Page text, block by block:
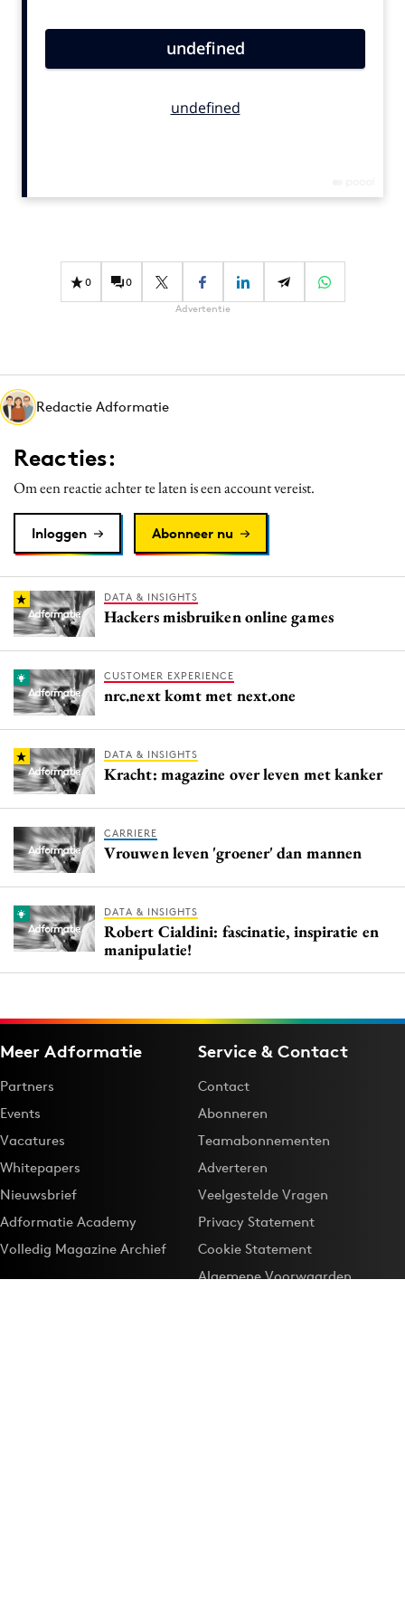
Carriere
Diversiteit
Interne communicatie
Martech
Media
Merkstrategie
PR
Purpose Marketing
Reputatie & crisis
0 0
Advertentie
Redactie Adformatie
Reacties:
Om een reactie achter te laten is een account vereist.
Inloggen Abonneer nu
DATA & INSIGHTS
Hackers misbruiken online games
CUSTOMER EXPERIENCE
nrc.next komt met next.one
DATA & INSIGHTS
Kracht: magazine over leven met kanker
CARRIERE
Vrouwen leven 'groener' dan mannen
DATA & INSIGHTS
Robert Cialdini: fascinatie, inspiratie en
manipulatie!
Meer Adformatie
Partners
Events
Vacatures
Whitepapers
Nieuwsbrief
Adformatie Academy
Volledig Magazine Archief
Service & Contact
Contact
Abonneren
Teamabonnementen
Adverteren
Veelgestelde Vragen
Privacy Statement
Cookie Statement
Algemene Voorwaarden